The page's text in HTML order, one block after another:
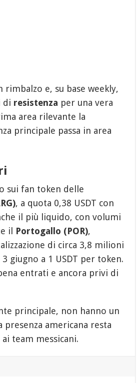
e, su base weekly,
di resistenza per una vera
area rilevante la
principale passa in area
sui fan token delle
, a quota 0,38 USDT con
il più liquido, con volumi
il
Portogallo (POR),
di circa 3,8 milioni
giugno a 1 USDT per token.
entrati e ancora privi di
principale, non hanno un
americana resta
team messicani.